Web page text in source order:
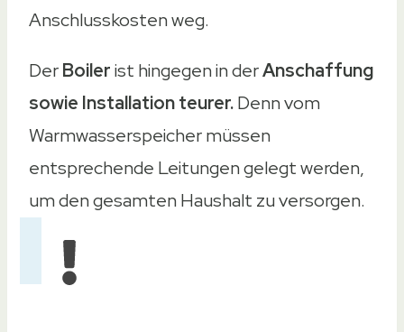
Anschlusskosten weg.
DerBoilerist hingegen in derAnschaffung
sowie Installation teurer.Denn vom
Warmwasserspeicher müssen
entsprechende Leitungen gelegt werden,
um den gesamten Haushalt zu versorgen.